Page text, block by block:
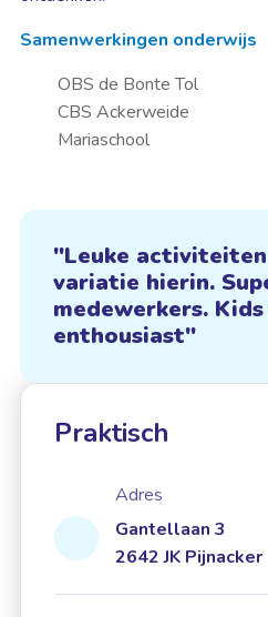
Samenwerkingen onderwijs
OBS de Bonte Tol
CBS Ackerweide
Mariaschool
Leuke
variatie hierin.
medewerkers.
enthousiast
Praktisch
Adres
Gantellaan 3
2642 JK Pijnacker